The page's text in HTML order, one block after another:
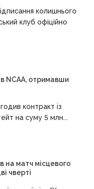
колишнього
клуб офіційно
NCAA, отримавши
контракт із
на суму 5 млн...
на матч місцевого
чверті